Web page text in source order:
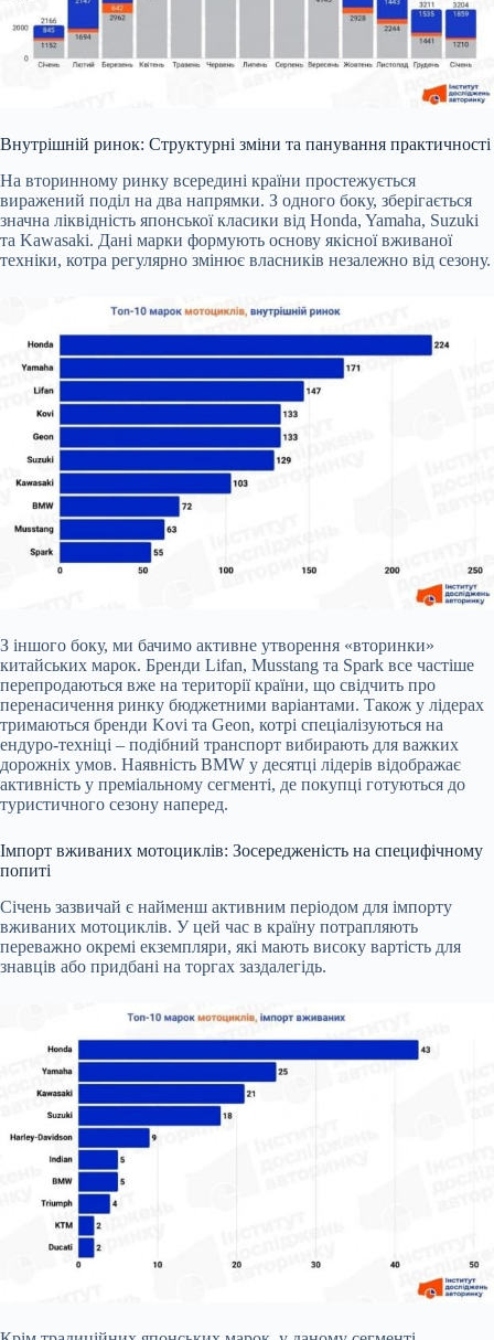
Внутрішній ринок: Структурні зміни та панування практичності
На вторинному ринку всередині країни простежується
виражений поділ на два напрямки. З одного боку, зберігається
значна ліквідність японської класики від Honda, Yamaha, Suzuki
та Kawasaki. Дані марки формують основу якісної вживаної
техніки, котра регулярно змінює власників незалежно від сезону.
З іншого боку, ми бачимо активне утворення «вторинки»
китайських марок. Бренди Lifan, Musstang та Spark все частіше
перепродаються вже на території країни, що свідчить про
перенасичення ринку бюджетними варіантами. Також у лідерах
тримаються бренди Kovi та Geon, котрі спеціалізуються на
ендуро-техніці – подібний транспорт вибирають для важких
дорожніх умов. Наявність BMW у десятці лідерів відображає
активність у преміальному сегменті, де покупці готуються до
туристичного сезону наперед.
Імпорт вживаних мотоциклів: Зосередженість на специфічному
попиті
Січень зазвичай є найменш активним періодом для імпорту
вживаних мотоциклів. У цей час в країну потрапляють
переважно окремі екземпляри, які мають високу вартість для
знавців або придбані на торгах заздалегідь.